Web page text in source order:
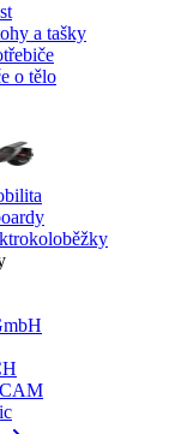
a tašky
o tělo